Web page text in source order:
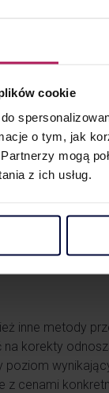
cookie
o tym, jak
mogą
z ich usług.
działanie na
wywoływać
regulacje o
jeśli usługi
należy
przez organ
– według
inne metody
korekty
cenami